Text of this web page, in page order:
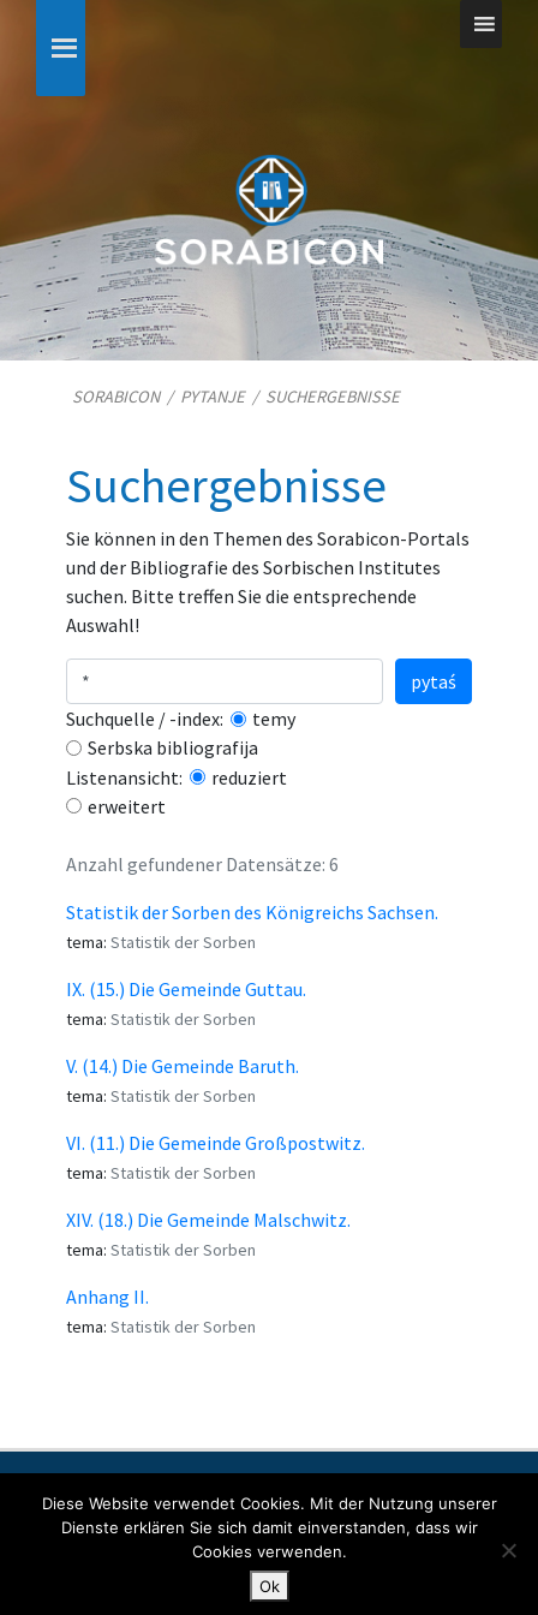
SORABICON/ PYTANJE/ SUCHERGEBNISSE
Suchergebnisse
Sie können in den Themen des Sorabicon-Portals
und der Bibliografie des Sorbischen Institutes
suchen. Bitte treffen Sie die entsprechende
Auswahl!
Suchquelle / -index:
temy
Serbska bibliografija
Listenansicht:
reduziert
erweitert
pytaś
Anzahl gefundener Datensätze: 6
Statistik der Sorben des Königreichs Sachsen.
tema: Statistik der Sorben
IX. (15.) Die Gemeinde Guttau.
tema: Statistik der Sorben
V. (14.) Die Gemeinde Baruth.
tema: Statistik der Sorben
VI. (11.) Die Gemeinde Großpostwitz.
tema: Statistik der Sorben
XIV. (18.) Die Gemeinde Malschwitz.
tema: Statistik der Sorben
Anhang II.
tema: Statistik der Sorben
© Copyright 2022 SORABICON. All Rights Reserved.
Diese Website verwendet Cookies. Mit der Nutzung unserer
Dienste erklären Sie sich damit einverstanden, dass wir
Cookies verwenden.
Ok